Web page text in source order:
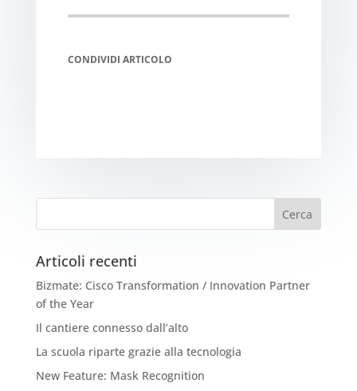
CONDIVIDI ARTICOLO
Articoli recenti
Bizmate: Cisco Transformation / Innovation Partner
of the Year
Il cantiere connesso dall’alto
La scuola riparte grazie alla tecnologia
New Feature: Mask Recognition